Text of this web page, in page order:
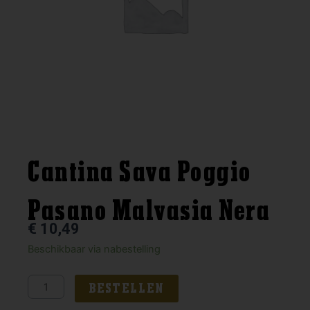
Cantina Sava Poggio
Pasano Malvasia Nera
€ 10,49
Beschikbaar via nabestelling
Cantina
Poggio
BESTELLEN